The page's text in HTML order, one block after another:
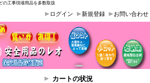
の工事現場用品を多数取扱
お問い合わせ
新規登録
ログイン
カートの状況